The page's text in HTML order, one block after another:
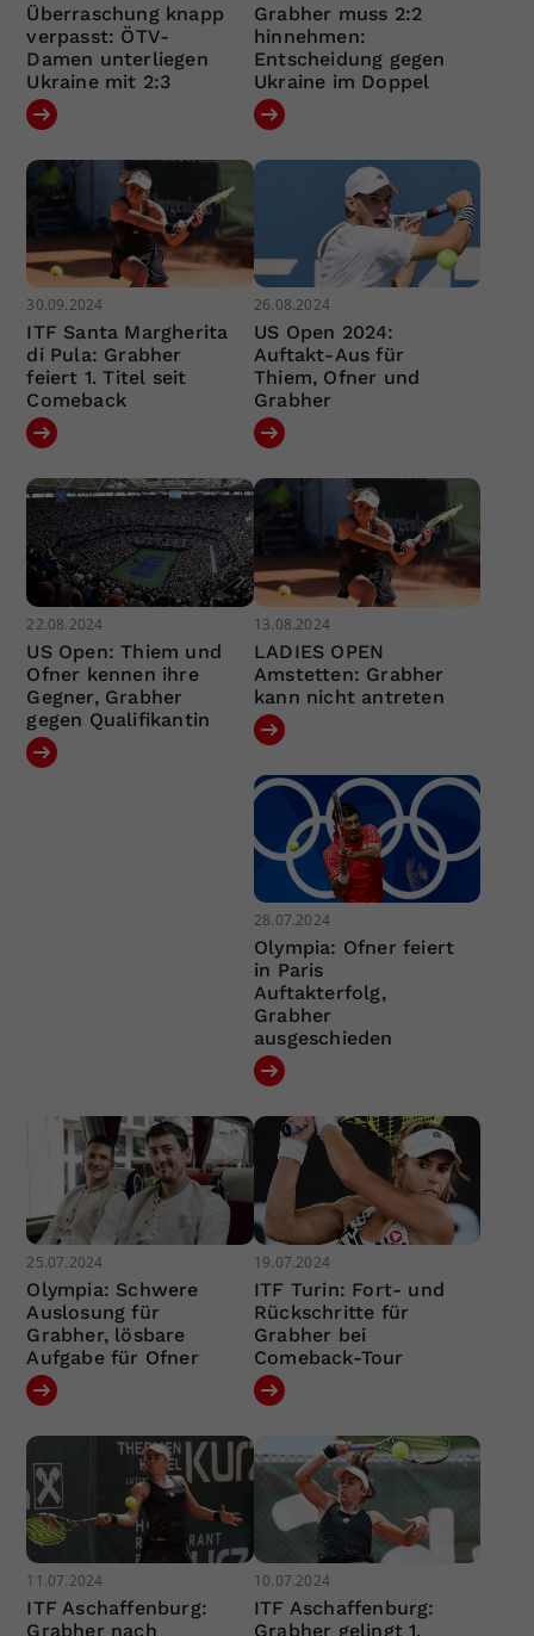
Überraschung knapp
verpasst: ÖTV-
Damen unterliegen
Ukraine mit 2:3
Grabher muss 2:2
hinnehmen:
Entscheidung gegen
Ukraine im Doppel
30.09.2024
ITF Santa Margherita
di Pula: Grabher
feiert 1. Titel seit
Comeback
26.08.2024
US Open 2024:
Auftakt-Aus für
Thiem, Ofner und
Grabher
22.08.2024
US Open: Thiem und
Ofner kennen ihre
Gegner, Grabher
gegen Qualifikantin
13.08.2024
LADIES OPEN
Amstetten: Grabher
kann nicht antreten
28.07.2024
Olympia: Ofner feiert
in Paris
Auftakterfolg,
Grabher
ausgeschieden
25.07.2024
Olympia: Schwere
Auslosung für
Grabher, lösbare
Aufgabe für Ofner
19.07.2024
ITF Turin: Fort- und
Rückschritte für
Grabher bei
Comeback-Tour
11.07.2024
ITF Aschaffenburg:
Grabher nach
10.07.2024
ITF Aschaffenburg:
Grabher gelingt 1.